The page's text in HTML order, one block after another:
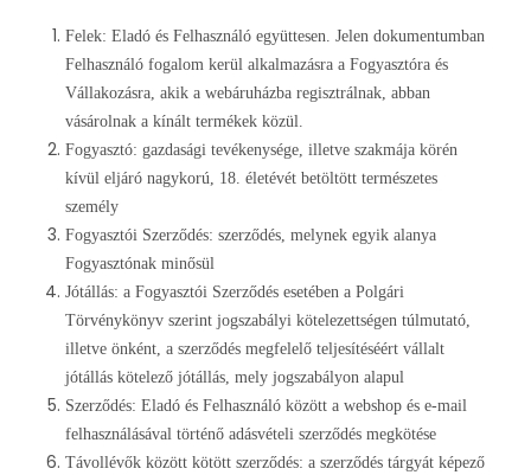
Felek: Eladó és Felhasználó együttesen. Jelen dokumentumban
Felhasználó fogalom kerül alkalmazásra a Fogyasztóra és
Vállakozásra, akik a webáruházba regisztrálnak, abban
vásárolnak a kínált termékek közül.
Fogyasztó: gazdasági tevékenysége, illetve szakmája körén
kívül eljáró nagykorú, 18. életévét betöltött természetes
személy
Fogyasztói Szerződés: szerződés, melynek egyik alanya
Fogyasztónak minősül
Jótállás: a Fogyasztói Szerződés esetében a Polgári
Törvénykönyv szerint jogszabályi kötelezettségen túlmutató,
illetve önként, a szerződés megfelelő teljesítéséért vállalt
jótállás kötelező jótállás, mely jogszabályon alapul
Szerződés: Eladó és Felhasználó között a webshop és e-mail
felhasználásával történő adásvételi szerződés megkötése
Távollévők között kötött szerződés: a szerződés tárgyát képező